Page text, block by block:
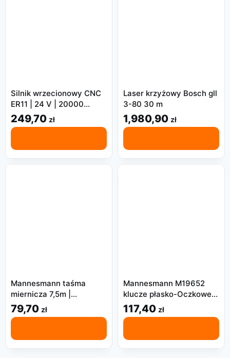
Silnik wrzecionowy CNC
ER11 | 24 V | 20000
obr/min
249,70 zł
Laser krzyżowy Bosch gll
3-80 30 m
1,980,90 zł
Mannesmann taśma
miernicza 7,5m |
Dokładna
79,70 zł
Mannesmann M19652
klucze płasko-Oczkowe,
12 sztuk
117,40 zł